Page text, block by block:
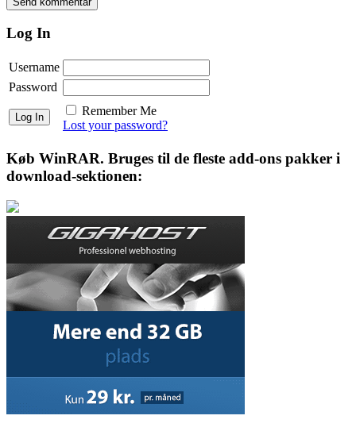
Log In
Username
Password
Remember Me
Lost your password?
Køb WinRAR. Bruges til de fleste add-ons pakker i
download-sektionen: